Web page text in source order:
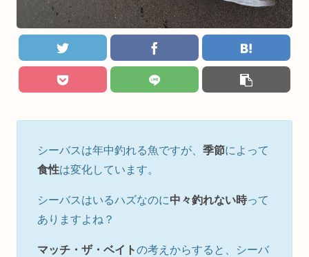
シーバスは年中釣れる魚ですが、 季節によって
食性は変化しています。
シーバスはいるハズなのに中々釣れない時って
ありますよね？
マッチ・ザ・ベイトの考えからすると、シーバ